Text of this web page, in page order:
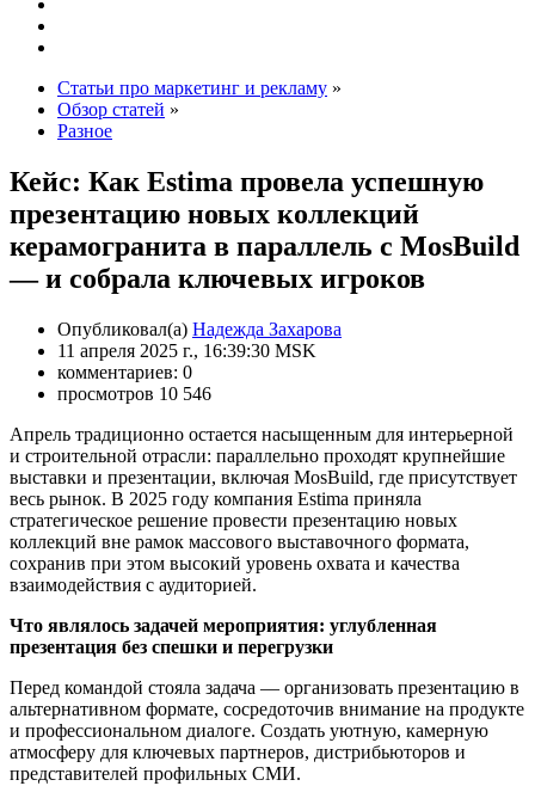
Статьи про маркетинг и рекламу »
Обзор статей »
Разное
Кейс: Как Estima провела успешную
презентацию новых коллекций
керамогранита в параллель с MosBuild
— и собрала ключевых игроков
Опубликовал(а) Надежда Захарова
11 апреля 2025 г., 16:39:30 MSK
комментариев: 0
просмотров 10 546
Апрель традиционно остается насыщенным для интерьерной
и строительной отрасли: параллельно проходят крупнейшие
выставки и презентации, включая MosBuild, где присутствует
весь рынок. В 2025 году компания Estima приняла
стратегическое решение провести презентацию новых
коллекций вне рамок массового выставочного формата,
сохранив при этом высокий уровень охвата и качества
взаимодействия с аудиторией.
Что являлось задачей мероприятия: углубленная
презентация без спешки и перегрузки
Перед командой стояла задача — организовать презентацию в
альтернативном формате, сосредоточив внимание на продукте
и профессиональном диалоге. Создать уютную, камерную
атмосферу для ключевых партнеров, дистрибьюторов и
представителей профильных СМИ.